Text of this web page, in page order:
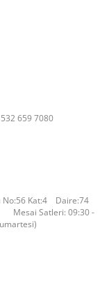
659 7080
No:56 Kat:4 Daire:74
Satleri: 09:30 -